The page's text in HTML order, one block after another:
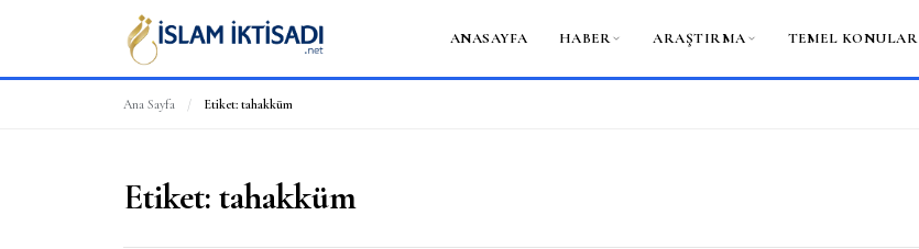
ANASAYFA HABER ARAŞTIRMA TEMEL KONULAR
Ana Sayfa / Etiket: tahakküm
Etiket: tahakküm